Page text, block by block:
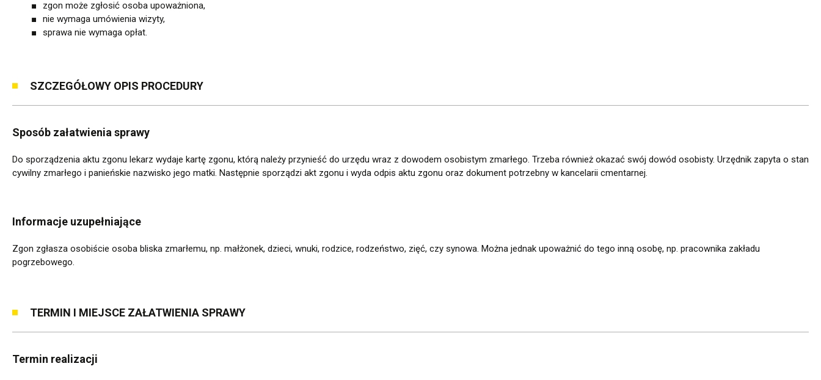
zgon może zgłosić osoba upoważniona,
nie wymaga umówienia wizyty,
sprawa nie wymaga opłat.
SZCZEGÓŁOWY OPIS PROCEDURY
Sposób załatwienia sprawy
Do sporządzenia aktu zgonu lekarz wydaje kartę zgonu, którą należy przynieść do urzędu wraz z dowodem osobistym zmarłego. Trzeba również okazać swój dowód osobisty. Urzędnik zapyta o stan
cywilny zmarłego i panieńskie nazwisko jego matki. Następnie sporządzi akt zgonu i wyda odpis aktu zgonu oraz dokument potrzebny w kancelarii cmentarnej.
Informacje uzupełniające
Zgon zgłasza osobiście osoba bliska zmarłemu, np. małżonek, dzieci, wnuki, rodzice, rodzeństwo, zięć, czy synowa. Można jednak upoważnić do tego inną osobę, np. pracownika zakładu
pogrzebowego.
TERMIN I MIEJSCE ZAŁATWIENIA SPRAWY
Termin realizacji